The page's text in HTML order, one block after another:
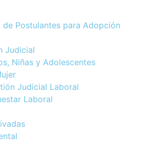
de Postulantes para Adopción
Judicial
Niñas y Adolescentes
Judicial Laboral
Laboral